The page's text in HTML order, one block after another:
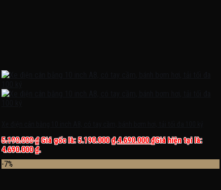
5.190.000₫ Giá gốc là: 5.190.000 ₫.4.690.000₫Giá hiện tại là:
4.690.000 ₫.
-7%